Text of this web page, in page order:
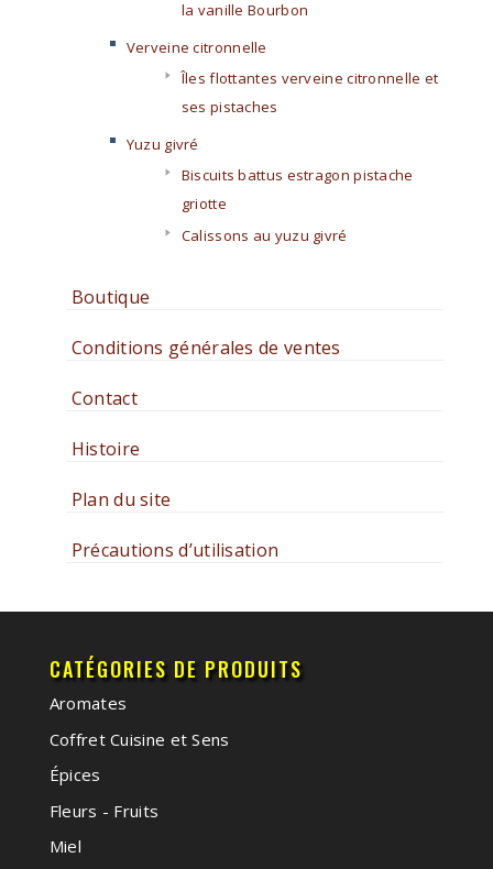
la vanille Bourbon
Verveine citronnelle
Îles flottantes verveine citronnelle et
ses pistaches
Yuzu givré
Biscuits battus estragon pistache
griotte
Calissons au yuzu givré
Boutique
Conditions générales de ventes
Contact
Histoire
Plan du site
Précautions d’utilisation
CATÉGORIES DE PRODUITS
Aromates
Coffret Cuisine et Sens
Épices
Fleurs - Fruits
Miel